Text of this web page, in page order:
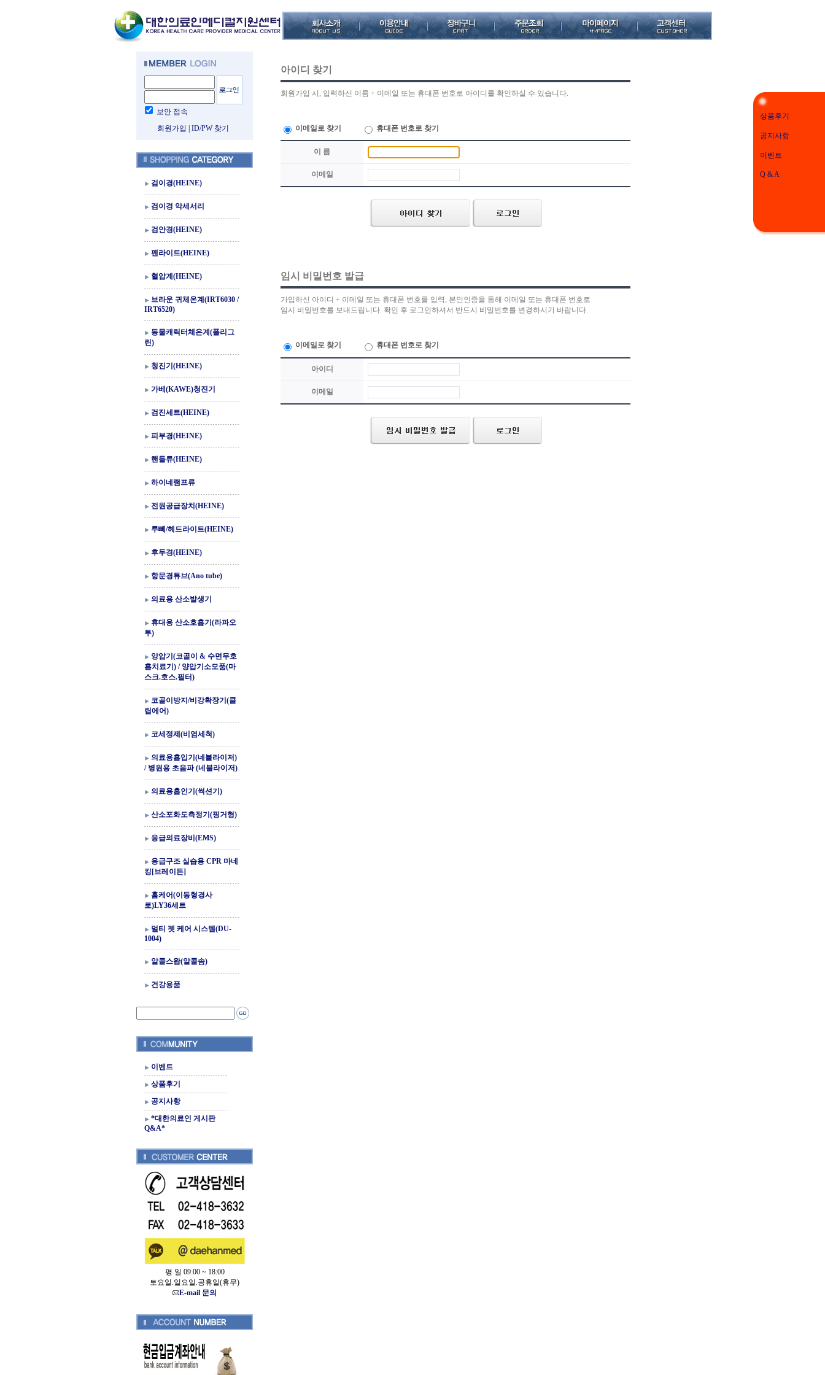
보안 접속
회원가입
ID/PW 찾기
검이경(HEINE)
검이경 악세서리
검안경(HEINE)
펜라이트(HEINE)
혈압계(HEINE)
브라운 귀체온계(IRT6030 /
IRT6520)
동물캐릭터체온계(폴리그
린)
청진기(HEINE)
가베(KAWE)청진기
검진세트(HEINE)
피부경(HEINE)
핸들류(HEINE)
하이네램프류
전원공급장치(HEINE)
루뻬/헤드라이트(HEINE)
후두경(HEINE)
항문경튜브(Ano tube)
의료용 산소발생기
휴대용 산소호흡기(라파오
투)
양압기(코골이 & 수면무호
흡치료기) / 양압기소모품(마
스크.호스.필터)
코골이방지/비강확장기(클
립에어)
코세정제(비염세척)
의료용흡입기(네블라이저)
/ 병원용 초음파 (네블라이저)
의료용흡인기(썩션기)
산소포화도측정기(핑거형)
응급의료장비(EMS)
응급구조 실습용 CPR 마네
킹[브레이든]
홈케어(이동형경사
로)LY36세트
멀티 펫 케어 시스템(DU-
1004)
알콜스왑(알콜솜)
건강용품
이벤트
상품후기
공지사항
*대한의료인 게시판
Q&A*
평 일 09:00 ~ 18:00
토요일.일요일.공휴일(휴무)
E-mail 문의
아이디 찾기
회원가입 시, 입력하신 이름 + 이메일 또는 휴대폰 번호로 아이디를 확인하실 수 있습니다.
이메일로 찾기 휴대폰 번호로 찾기
이 름
이메일
임시 비밀번호 발급
가입하신 아이디 + 이메일 또는 휴대폰 번호를 입력, 본인인증을 통해 이메일 또는 휴대폰 번호로
임시 비밀번호를 보내드립니다. 확인 후 로그인하셔서 반드시 비밀번호를 변경하시기 바랍니다.
이메일로 찾기 휴대폰 번호로 찾기
아이디
이메일
상품후기
공지사항
이벤트
Q & A